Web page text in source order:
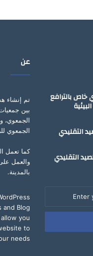
بالترافع
التقليدي
التقليدي
عن
تم إنشاء
بين
الجمعوي،
الجمعوي
كما تعمل
والعمل
بالمدينة.
and Blog
you
to
needs.